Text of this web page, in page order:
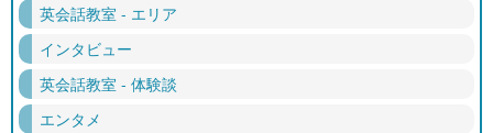
英会話教室 - エリア
インタビュー
英会話教室 - 体験談
エンタメ